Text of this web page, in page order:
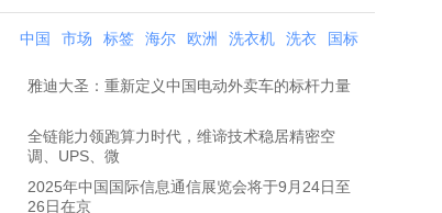
中国 市场 标签 海尔 欧洲 洗衣机 洗衣 国标
雅迪大圣：重新定义中国电动外卖车的标杆力量
全链能力领跑算力时代，维谛技术稳居精密空
调、UPS、微
2025年中国国际信息通信展览会将于9月24日至
26日在京